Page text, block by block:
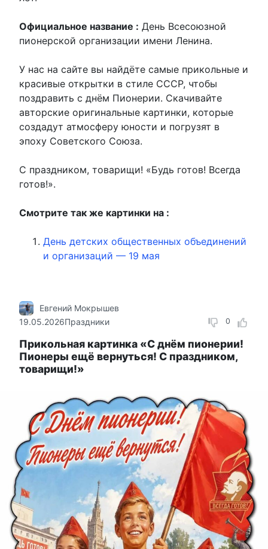
Официальное название : День Всесоюзной
пионерской организации имени Ленина.
У нас на сайте вы найдёте самые прикольные и
красивые открытки в стиле СССР, чтобы
поздравить с днём Пионерии. Скачивайте
авторские оригинальные картинки, которые
создадут атмосферу юности и погрузят в
эпоху Советского Союза.
С праздником, товарищи! «Будь готов! Всегда
готов!».
Смотрите так же картинки на :
День детских общественных объединений
и организаций — 19 мая
0
Евгений Мокрышев
19.05.2026Праздники
Прикольная картинка «С днём пионерии!
Пионеры ещё вернуться! С праздником,
товарищи!»